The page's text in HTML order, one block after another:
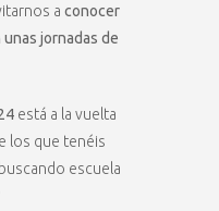
a conocer
jornadas de
está a la vuelta
los que tenéis
escuela